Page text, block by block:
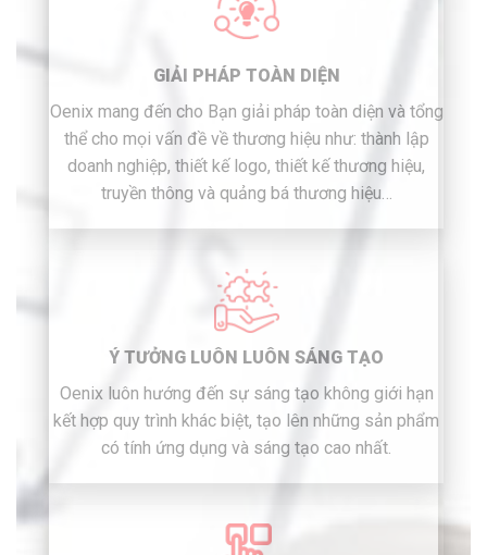
GIẢI PHÁP TOÀN DIỆN
Oenix mang đến cho Bạn giải pháp toàn diện và tổng
thể cho mọi vấn đề về thương hiệu như: thành lập
doanh nghiệp, thiết kế logo, thiết kế thương hiệu,
truyền thông và quảng bá thương hiệu…
Ý TƯỞNG LUÔN LUÔN SÁNG TẠO
Oenix luôn hướng đến sự sáng tạo không giới hạn
kết hợp quy trình khác biệt, tạo lên những sản phẩm
có tính ứng dụng và sáng tạo cao nhất.